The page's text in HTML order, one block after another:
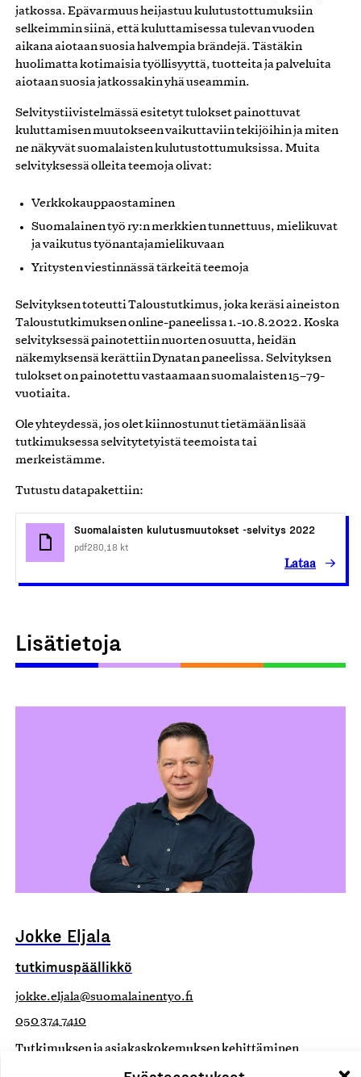
jatkossa. Epävarmuus heijastuu kulutustottumuksiin
selkeimmin siinä, että kuluttamisessa tulevan vuoden
aikana aiotaan suosia halvempia brändejä. Tästäkin
huolimatta kotimaisia työllisyyttä, tuotteita ja palveluita
aiotaan suosia jatkossakin yhä useammin.
Selvitystiivistelmässä esitetyt tulokset painottuvat
kuluttamisen muutokseen vaikuttaviin tekijöihin ja miten
ne näkyvät suomalaisten kulutustottumuksissa. Muita
selvityksessä olleita teemoja olivat:
Verkkokauppaostaminen
Suomalainen työ ry:n merkkien tunnettuus, mielikuvat
ja vaikutus työnantajamielikuvaan
Yritysten viestinnässä tärkeitä teemoja
Selvityksen toteutti Taloustutkimus, joka keräsi aineiston
Taloustutkimuksen online-paneelissa 1.-10.8.2022. Koska
selvityksessä painotettiin nuorten osuutta, heidän
näkemyksensä kerättiin Dynatan paneelissa. Selvityksen
tulokset on painotettu vastaamaan suomalaisten 15–79-
vuotiaita.
Ole yhteydessä, jos olet kiinnostunut tietämään lisää
tutkimuksessa selvitytetyistä teemoista tai
merkeistämme.
Tutustu datapakettiin:
Suomalaisten kulutusmuutokset -selvitys 2022
pdf280,18 kt
Lataa
Lisätietoja
Jokke Eljala
tutkimuspäällikkö
jokke.eljala@suomalainentyo.fi
050 374 7410
Tutkimuksen ja asiakaskokemuksen kehittäminen